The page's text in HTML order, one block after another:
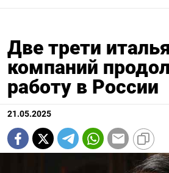
Две трети
компаний
работу в России
21.05.2025